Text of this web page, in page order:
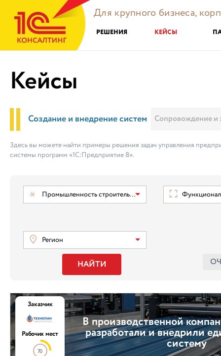
Для крупного бизнеса,
РЕШЕНИЯ КЕЙСЫ
Кейсы
Создание и внедрение систем Сопровождение и
Здесь вы можете найти примеры решения задач управления
системы программ «1С:Предприятие 8».
Промышленность строительных материалов
Регион
НАЙТИ
В производственной
разработали и внедрили
систему
Заказчик
Рабочих мест
70